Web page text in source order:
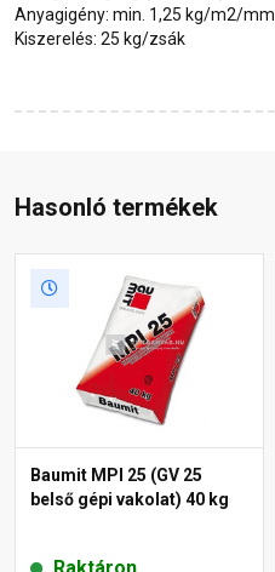
Anyagigény: min. 1,25 kg/m2/mm
Kiszerelés: 25 kg/zsák
Hasonló termékek
Baumit MPI 25 (GV 25
belső gépi vakolat) 40 kg